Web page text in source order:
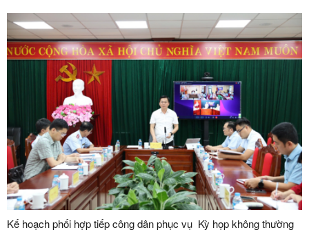
Kế hoạch phối hợp tiếp công dân phục vụ Kỳ họp không thường